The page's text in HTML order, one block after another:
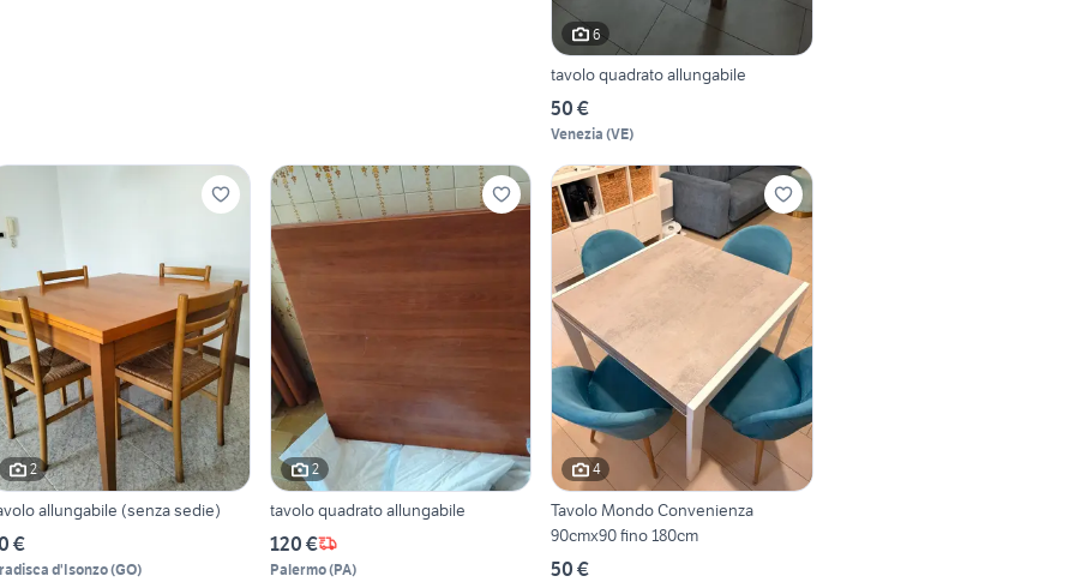
6
tavolo quadrato allungabile
50 €
Venezia (VE)
2
allungabile (senza sedie)
€
d'Isonzo(GO)
2
tavolo quadrato allungabile
120 €
Palermo(PA)
4
Tavolo Mondo Convenienza
90cmx90 fino 180cm
50 €